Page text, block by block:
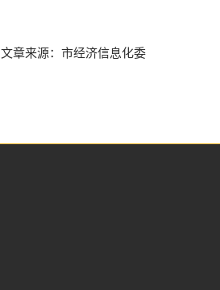
文章来源：市经济信息化委